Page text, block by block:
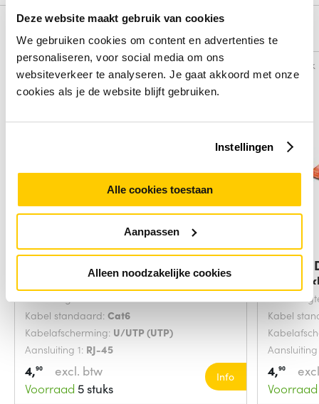
Deze website maakt gebruik van cookies
We gebruiken cookies om content en advertenties te
personaliseren, voor social media om ons
websiteverkeer te analyseren. Je gaat akkoord met onze
cookies als je de website blijft gebruiken.
Instellingen
Alle cookies toestaan
Aanpassen
Alleen noodzakelijke cookies
Alternatieven
Vergelijk
Digitus DK-1617-0025/B
netwerkkabel Blauw
Snoerlengte:0.25 Meters
Kabel standaard: Cat6
Kabelafscherming: U/UTP (UTP)
Aansluiting 1: RJ-45
4,90
excl. btw
Voorraad 5 stuks
Info
Vergelijk
Digitus
Kabel
4,90
Voorraad